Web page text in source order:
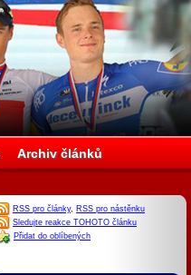
Archiv článků
RSS pro články, RSS pro nástěnku
Sledujte reakce TOHOTO článku
Přidat do oblíbených